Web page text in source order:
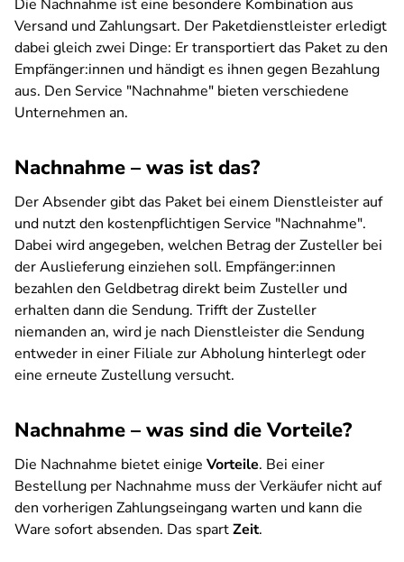
Die Nachnahme ist eine besondere Kombination aus
Versand und Zahlungsart. Der Paketdienstleister erledigt
dabei gleich zwei Dinge: Er transportiert das Paket zu den
Empfänger:innen und händigt es ihnen gegen Bezahlung
aus. Den Service "Nachnahme" bieten verschiedene
Unternehmen an.
Nachnahme – was ist das?
Der Absender gibt das Paket bei einem Dienstleister auf
und nutzt den kostenpflichtigen Service "Nachnahme".
Dabei wird angegeben, welchen Betrag der Zusteller bei
der Auslieferung einziehen soll. Empfänger:innen
bezahlen den Geldbetrag direkt beim Zusteller und
erhalten dann die Sendung. Trifft der Zusteller
niemanden an, wird je nach Dienstleister die Sendung
entweder in einer Filiale zur Abholung hinterlegt oder
eine erneute Zustellung versucht.
Nachnahme – was sind die Vorteile?
Die Nachnahme bietet einige Vorteile. Bei einer
Bestellung per Nachnahme muss der Verkäufer nicht auf
den vorherigen Zahlungseingang warten und kann die
Ware sofort absenden. Das spartZeit.